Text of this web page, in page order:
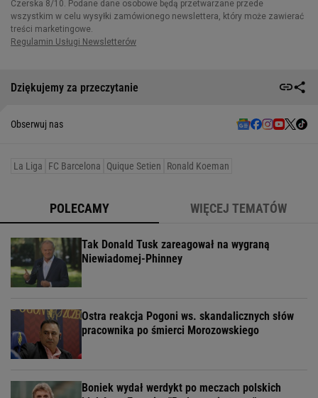
Dziękujemy za przeczytanie
Obserwuj nas
La Liga FC Barcelona Quique Setien Ronald Koeman
POLECAMY WIĘCEJ TEMATÓW
Tak Donald Tusk zareagował na wygraną
Niewiadomej-Phinney
Ostra reakcja Pogoni ws. skandalicznych słów
pracownika po śmierci Morozowskiego
Boniek wydał werdykt po meczach polskich